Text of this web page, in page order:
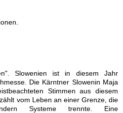
Slowenien ist in diesem Jahr
Die Kärntner Slowenin Maja
Stimmen aus diesem
vom Leben an einer Grenze, die
Systeme trennte. Eine